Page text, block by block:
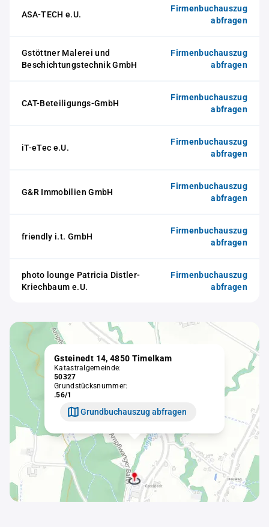
ASA-TECH e.U.
Firmenbuchauszug
abfragen
Gstöttner Malerei und
Beschichtungstechnik GmbH
Firmenbuchauszug
abfragen
CAT-Beteiligungs-GmbH
Firmenbuchauszug
abfragen
iT-eTec e.U.
Firmenbuchauszug
abfragen
G&R Immobilien GmbH
Firmenbuchauszug
abfragen
friendly i.t. GmbH
Firmenbuchauszug
abfragen
photo lounge Patricia Distler-
Kriechbaum e.U.
Firmenbuchauszug
abfragen
Gsteinedt 14, 4850 Timelkam
Katastralgemeinde:
50327
Grundstücksnummer:
.56/1
Grundbuchauszug abfragen